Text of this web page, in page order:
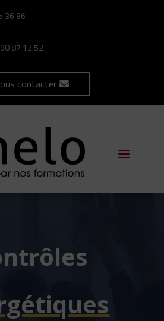
36 96
87 12 52
contacter